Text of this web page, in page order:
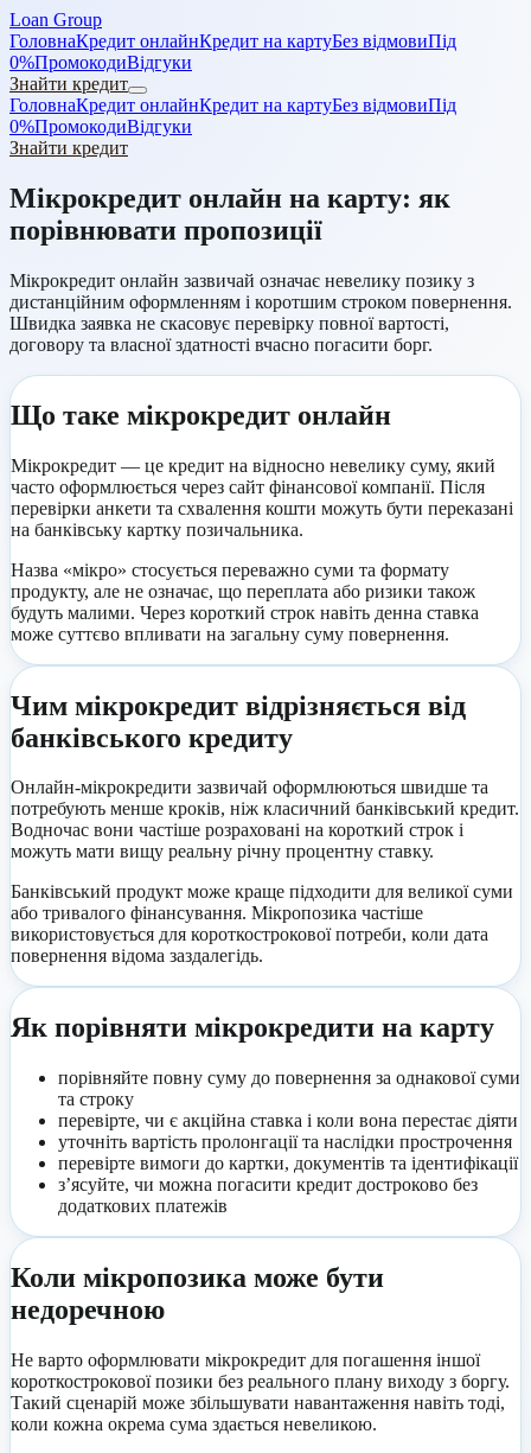
Loan Group
ГоловнаКредит онлайнКредит на картуБез відмовиПід
0%ПромокодиВідгуки
Знайти кредит
ГоловнаКредит онлайнКредит на картуБез відмовиПід
0%ПромокодиВідгуки
Знайти кредит
Мікрокредит онлайн на карту: як
порівнювати пропозиції
Мікрокредит онлайн зазвичай означає невелику позику з
дистанційним оформленням і коротшим строком повернення.
Швидка заявка не скасовує перевірку повної вартості,
договору та власної здатності вчасно погасити борг.
Що таке мікрокредит онлайн
Мікрокредит — це кредит на відносно невелику суму, який
часто оформлюється через сайт фінансової компанії. Після
перевірки анкети та схвалення кошти можуть бути переказані
на банківську картку позичальника.
Назва «мікро» стосується переважно суми та формату
продукту, але не означає, що переплата або ризики також
будуть малими. Через короткий строк навіть денна ставка
може суттєво впливати на загальну суму повернення.
Чим мікрокредит відрізняється від
банківського кредиту
Онлайн-мікрокредити зазвичай оформлюються швидше та
потребують менше кроків, ніж класичний банківський кредит.
Водночас вони частіше розраховані на короткий строк і
можуть мати вищу реальну річну процентну ставку.
Банківський продукт може краще підходити для великої суми
або тривалого фінансування. Мікропозика частіше
використовується для короткострокової потреби, коли дата
повернення відома заздалегідь.
Як порівняти мікрокредити на карту
порівняйте повну суму до повернення за однакової суми
та строку
перевірте, чи є акційна ставка і коли вона перестає діяти
уточніть вартість пролонгації та наслідки прострочення
перевірте вимоги до картки, документів та ідентифікації
з’ясуйте, чи можна погасити кредит достроково без
додаткових платежів
Коли мікропозика може бути
недоречною
Не варто оформлювати мікрокредит для погашення іншої
короткострокової позики без реального плану виходу з боргу.
Такий сценарій може збільшувати навантаження навіть тоді,
коли кожна окрема сума здається невеликою.